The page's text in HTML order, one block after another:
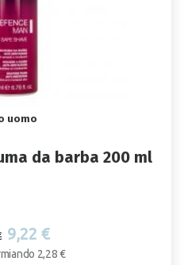
uomo
da barba 200 ml
9,22 €
2,28 €